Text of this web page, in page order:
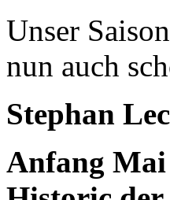
Unser
nun auch
Stephan
Anfang Mai